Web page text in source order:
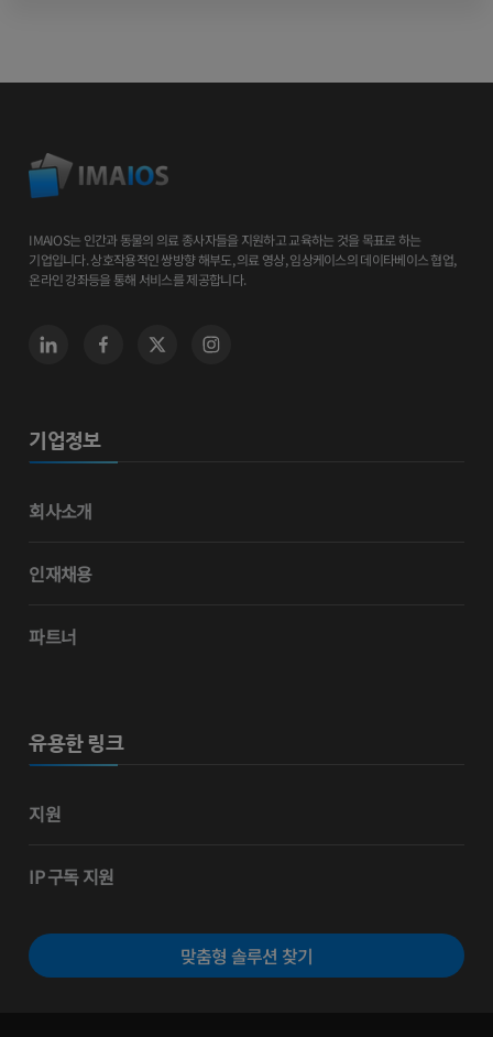
IMAIOS는 인간과 동물의 의료 종사자들을 지원하고 교육하는 것을 목표로 하는
기업입니다. 상호작용적인 쌍방향 해부도, 의료 영상, 임상케이스의 데이타베이스 협업,
온라인 강좌등을 통해 서비스를 제공합니다.
기업정보
회사소개
인재채용
파트너
유용한 링크
지원
IP 구독 지원
맞춤형 솔루션 찾기